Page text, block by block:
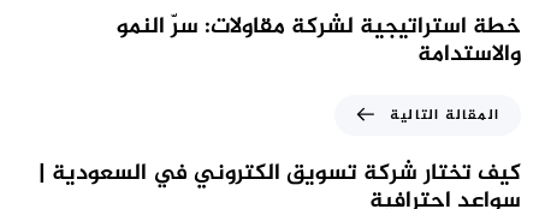
خطة استراتيجية لشركة مقاولات: سرّ النمو
والاستدامة
المقالة التالية
كيف تختار شركة تسويق الكتروني في السعودية |
سواعد احترافية